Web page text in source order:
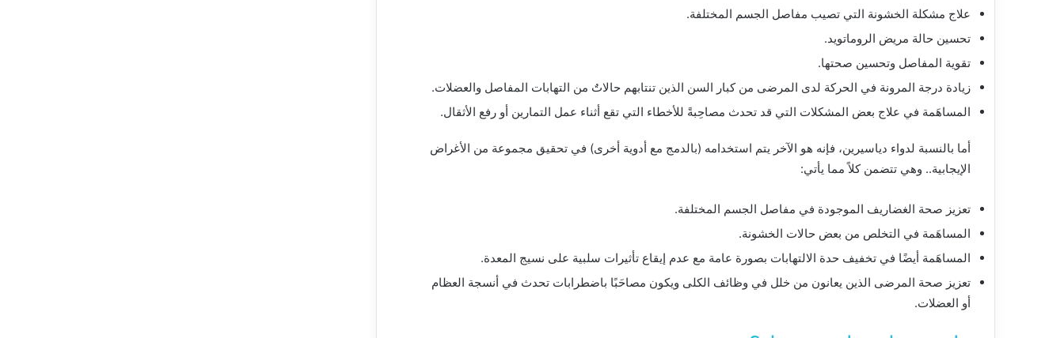
علاج مشكلة الخشونة التي تصيب مفاصل الجسم المختلفة.
تحسين حالة مريض الروماتويد.
تقوية المفاصل وتحسين صحتها.
زيادة درجة المرونة في الحركة لدى المرضى من كبار السن الذين تنتابهم حالاتٌ من التهابات المفاصل والعضلات.
المساهَمة في علاج بعض المشكلات التي قد تحدث مصاحِبةً للأخطاء التي تقع أثناء عمل التمارين أو رفع الأثقال.
أما بالنسبة لدواء دياسيرين، فإنه هو الآخر يتم استخدامه (بالدمج مع أدوية أخرى) في تحقيق مجموعة من الأغراض
الإيجابية.. وهي تتضمن كلاً مما يأتي:
تعزيز صحة الغضاريف الموجودة في مفاصل الجسم المختلفة.
المساهَمة في التخلص من بعض حالات الخشونة.
المساهَمة أيضًا في تخفيف حدة الالتهابات بصورة عامة مع عدم إيقاع تأثيرات سلبية على نسيج المعدة.
تعزيز صحة المرضى الذين يعانون من خلل في وظائف الكلى ويكون مصاحَبًا باضطرابات تحدث في أنسجة العظام
أو العضلات.